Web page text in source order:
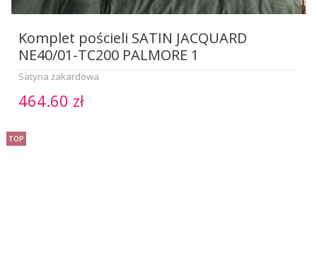
Komplet pościeli SATIN JACQUARD
NE40/01-TC200 PALMORE 1
Satyna żakardowa
464.60 zł
TOP